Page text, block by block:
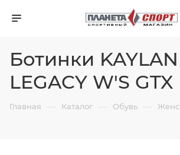
Ботинки
LEGACY W'S GTX
Главная — Каталог — Обувь —